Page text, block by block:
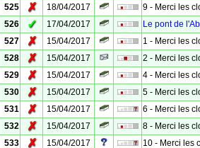
525
✗ 18/04/2017
9 - Merci les
526
✓ 17/04/2017
Le pont de
527
✗ 15/04/2017
1 - Merci les
528
✗ 15/04/2017
2 - Merci les
529
✗ 15/04/2017
4 - Merci les
530
✗ 15/04/2017
5 - Merci les
531
✗ 15/04/2017
6 - Merci les
532
✗ 15/04/2017
8 - Merci les
533
✗ 15/04/2017
10 - Merci les